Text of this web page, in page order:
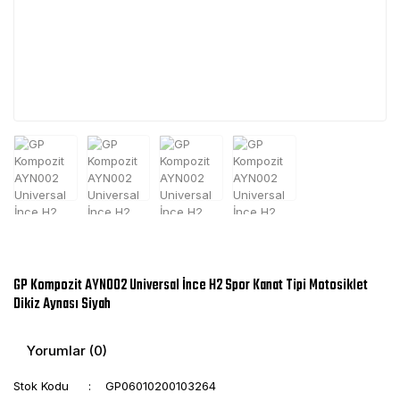
GP Kompozit AYN002 Universal İnce H2 Spor Kanat Tipi Motosiklet
Dikiz Aynası Siyah
Yorumlar (0)
Stok Kodu
GP06010200103264